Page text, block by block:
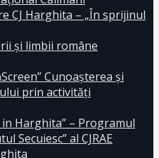
CJ Harghita – „În sprijinul
și limbii române
Cunoașterea şi
prin activităţi
Harghita” – Programul
Secuiesc” al CJRAE